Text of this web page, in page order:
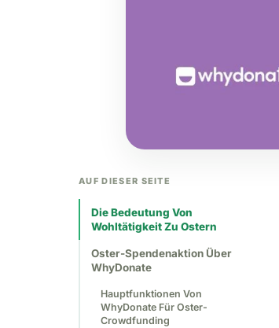
AUF DIESER SEITE
Die Bedeutung Von
Wohltätigkeit Zu Ostern
Oster-Spendenaktion Über
WhyDonate
Hauptfunktionen Von
WhyDonate Für Oster-
Crowdfunding